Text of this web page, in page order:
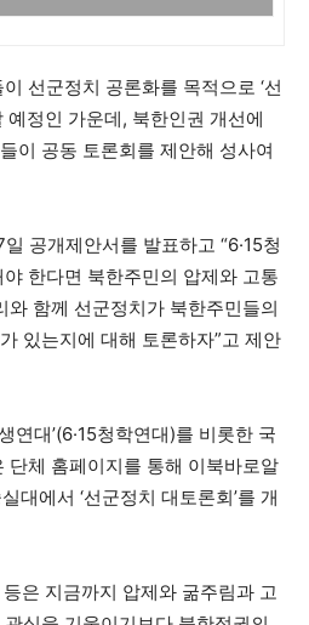
선군정치 공론화를 목적으로 ‘선
예정인 가운데, 북한인권 개선에
이 공동 토론회를 제안해 성사여
공개제안서를 발표하고 “6·15청
한다면 북한주민의 압제와 고통
와 함께 선군정치가 북한주민들의
있는지에 대해 토론하자”고 제안
연대’(6·15청학연대)를 비롯한 국
단체 홈페이지를 통해 이북바로알
대에서 ‘선군정치 대토론회’를 개
은 지금까지 압제와 굶주림과 고